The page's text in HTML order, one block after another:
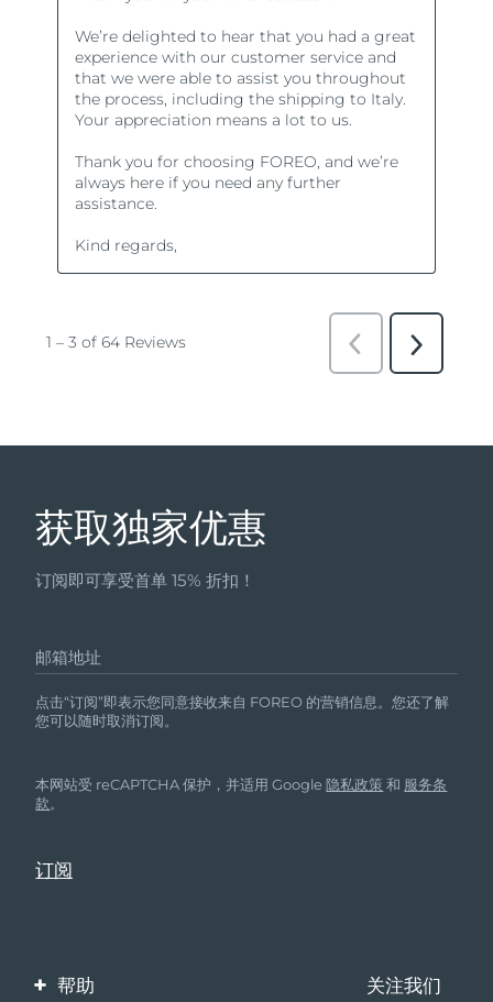
获取独家优惠
订阅即可享受首单 15% 折扣！
邮箱地址
点击“订阅”即表示您同意接收来自 FOREO 的营销信息。您还了解
您可以随时取消订阅。
本网站受 reCAPTCHA 保护，并适用 Google隐私政策 和 服务条
款。
帮助 关注我们